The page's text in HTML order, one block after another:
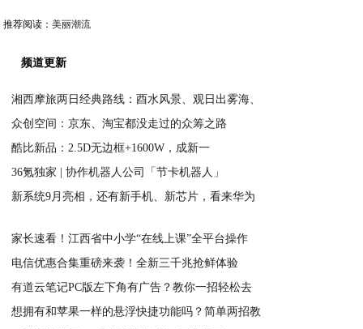
推荐阅读：美丽潮流
频道更新
湘西摩旅两日经典路线：酉水风景、观日出雾海、
众创空间：京东、淘宝都没走过的众筹之路
酷比新品：2.5D无边框+1600W，成新一
36氪独家 | 协作机器人公司「节卡机器人」
新系统9月亮相，还有新手机、新芯片，看来华为
家长速看！江西省中小学“在线上课”全平台操作
电信优惠合集重磅来袭！全新三千兆抢鲜体验
有道云笔记PC版左下角有广告？教你一招轻松去
想拥有和苹果一样的悬浮快捷功能吗？简单两招教